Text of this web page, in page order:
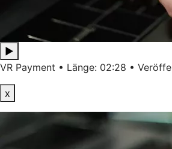
▶
VR Payment • Länge: 02:28 •
x